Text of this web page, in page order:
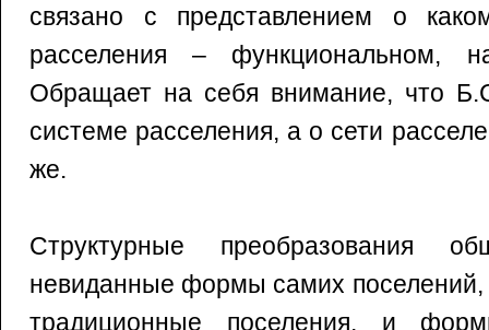
связано с представлением о
расселения – функциональном,
Обращает на себя внимание, что
системе расселения, а о сети
же.
Структурные преобразования
невиданные формы самих
традиционные поселения, и